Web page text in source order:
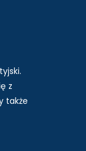
z
także